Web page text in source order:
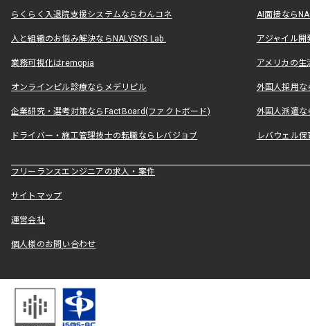
らくらく入退院支援システムならわんコネ AI面接なら
人と組織のお悩み解決ならNALYSYS Lab. アジャイル
業務可視化はremopia アメリカの
オンラインピル診療ならメデリピル 外国人採用
企業研究・選考対策ならFactBoard(ファクトボード) 外国人派遣な
ドライバー・施工管理技士の転職ならレバジョブ レバウェル
フリーランスエンジニアの求人・案件
サイトマップ
運営会社
個人様のお問い合わせ